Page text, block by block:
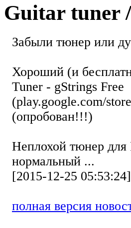
Guitar tuner
Забыли тюнер или
Хороший (и
Tuner - gStrings Free
(play.google.com/
(опробован!!!)
Неплохой тюнер
нормальный ...
[2015-12-25 05:53:24]
полная версия